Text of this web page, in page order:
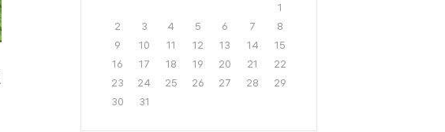
1
2
3 4 5 6 7
8
9
10 11 12 13 14
15
16
17 18 19 20 21
22
23
24 25 26 27 28
29
30
31